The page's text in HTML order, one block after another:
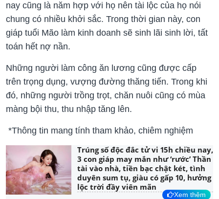
nay cũng là năm hợp với họ nên tài lộc của họ nói
chung có nhiều khởi sắc. Trong thời gian này, con
giáp tuổi Mão làm kinh doanh sẽ sinh lãi sinh lời, tất
toán hết nợ nần.
Những người làm công ăn lương cũng được cấp
trên trọng dụng, vượng đường thăng tiến. Trong khi
đó, những người trồng trọt, chăn nuôi cũng có mùa
màng bội thu, thu nhập tăng lên.
*Thông tin mang tính tham khảo, chiêm nghiệm
Trúng số độc đắc tử vi 15h chiều nay,
3 con giáp may mắn như ‘rước’ Thần
tài vào nhà, tiền bạc chật két, tình
duyên sum tụ, giàu có gấp 10, hưởng
lộc trời đầy viên mãn
Xem thêm